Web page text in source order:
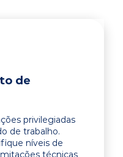
de
privilegiadas
de trabalho.
níveis de
técnicas